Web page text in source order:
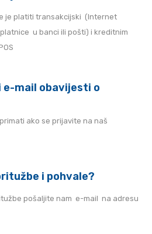
je platiti transakcijski (Internet
u banci ili pošti) i kreditnim
e-mail obavijesti o
ako se prijavite na naš
i pohvale?
pošaljite nam e-mail na adresu